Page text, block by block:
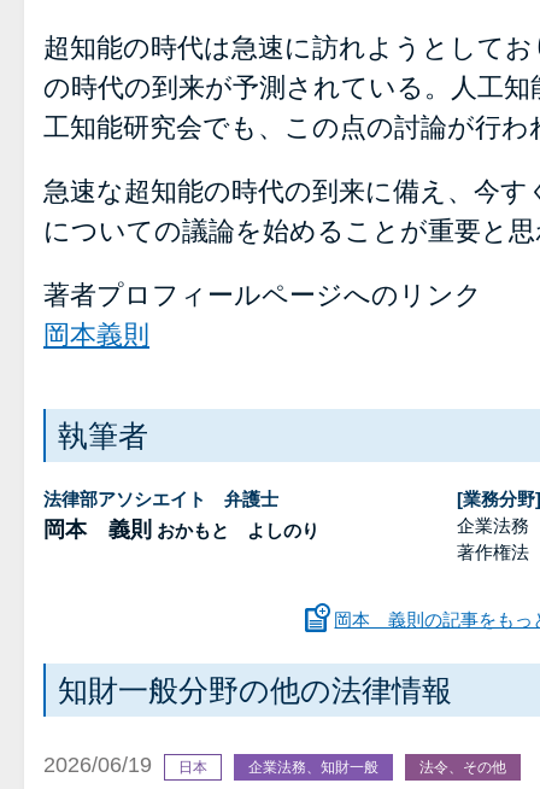
超知能の時代は急速に訪れようとして
の時代の到来が予測されている。人工知
工知能研究会でも、この点の討論が行わ
急速な超知能の時代の到来に備え、今
についての議論を始めることが重要と
著者プロフィールページへのリンク
岡本義則
執筆者
法律部アソシエイト 弁護士
岡本 義則 おかもと よしのり
[業務分野]
企業法
著作権法
岡本 義則の記事をもっ
知財一般分野の他の法律情報
2026/06/19 日本 企業法務、知財一般 法令、その他